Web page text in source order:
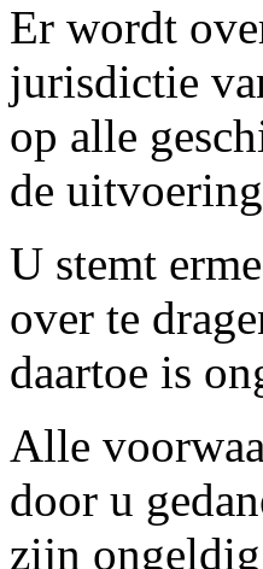
Er wordt
jurisdictie
op alle
de
U stemt
over te
daartoe is
Alle
door u
zijn